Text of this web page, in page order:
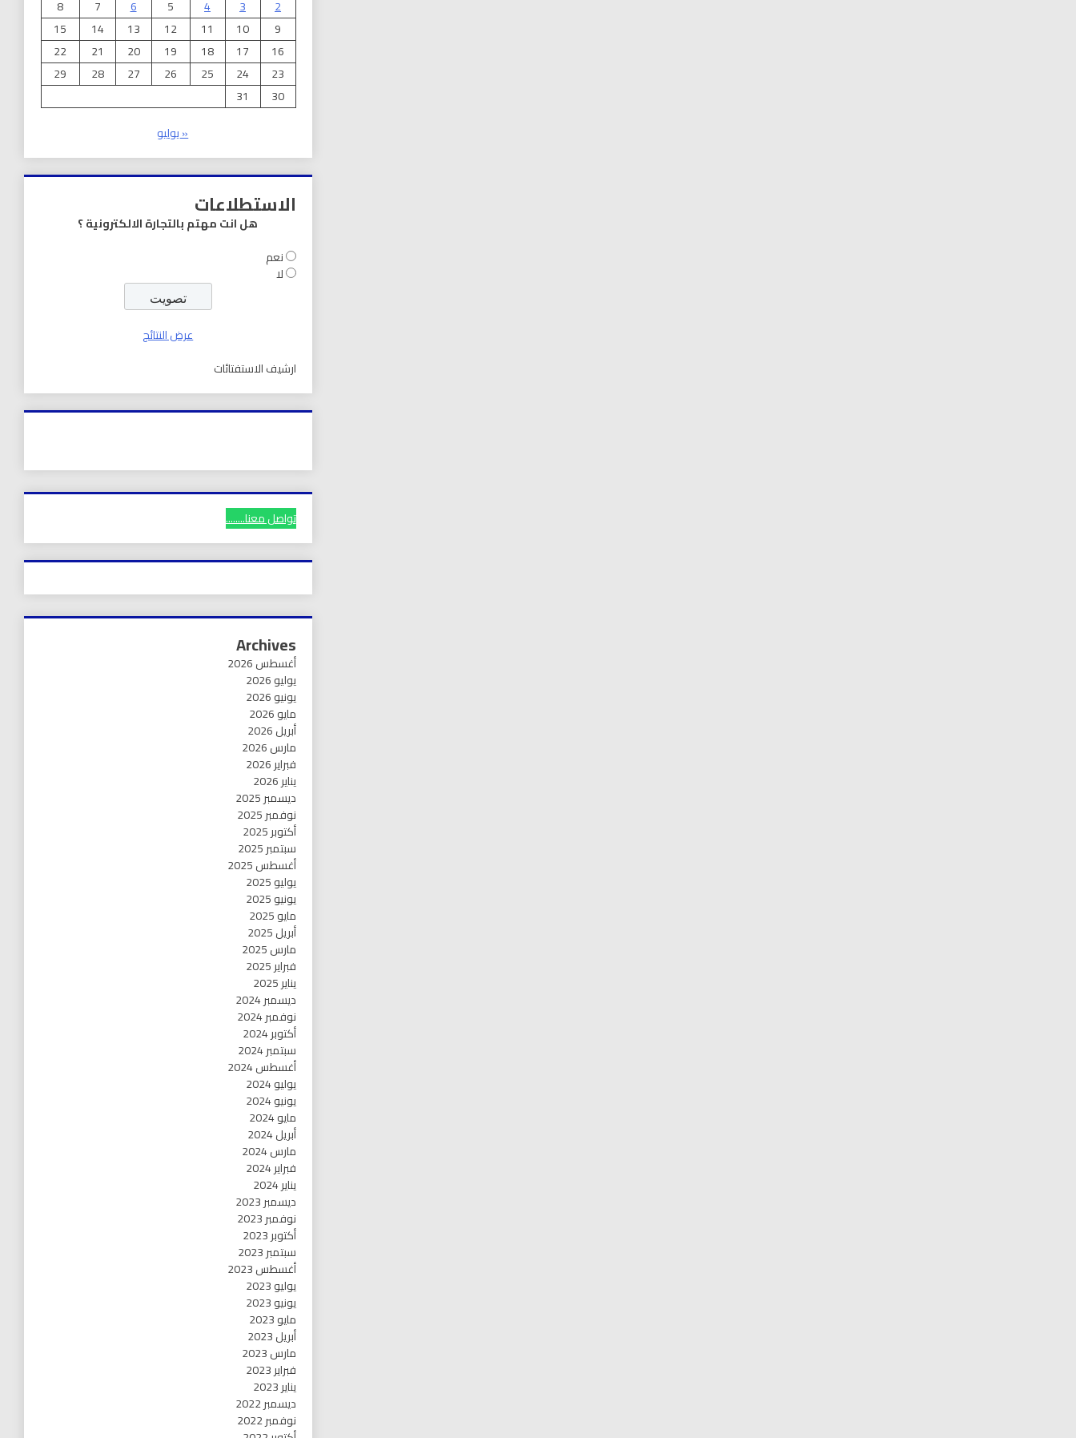
2
3
4
5
6
7
8
9
10
11
12
13
14
15
16
17
18
19
20
21
22
23
24
25
26
27
28
29
30
31
« يوليو
الاستطلاعات
هل انت مهتم بالتجارة الالكترونية ؟
نعم
لا
عرض النتائج
ارشيف الاستفتائات
تواصل معنا........
Archives
أغسطس 2026
يوليو 2026
يونيو 2026
مايو 2026
أبريل 2026
مارس 2026
فبراير 2026
يناير 2026
ديسمبر 2025
نوفمبر 2025
أكتوبر 2025
سبتمبر 2025
أغسطس 2025
يوليو 2025
يونيو 2025
مايو 2025
أبريل 2025
مارس 2025
فبراير 2025
يناير 2025
ديسمبر 2024
نوفمبر 2024
أكتوبر 2024
سبتمبر 2024
أغسطس 2024
يوليو 2024
يونيو 2024
مايو 2024
أبريل 2024
مارس 2024
فبراير 2024
يناير 2024
ديسمبر 2023
نوفمبر 2023
أكتوبر 2023
سبتمبر 2023
أغسطس 2023
يوليو 2023
يونيو 2023
مايو 2023
أبريل 2023
مارس 2023
فبراير 2023
يناير 2023
ديسمبر 2022
نوفمبر 2022